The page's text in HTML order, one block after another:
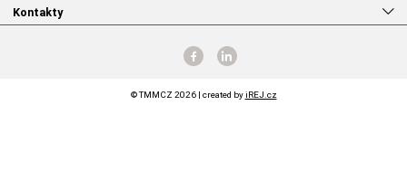
Kontakty
© TMMCZ 2026 | created byiREJ.cz